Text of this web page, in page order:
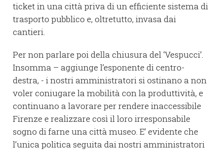
ticket in una città priva di un efficiente sistema di
trasporto pubblico e, oltretutto, invasa dai
cantieri.
Per non parlare poi della chiusura del ‘Vespucci’.
Insomma – aggiunge l’esponente di centro-
destra, - i nostri amministratori si ostinano a non
voler coniugare la mobilità con la produttività, e
continuano a lavorare per rendere inaccessibile
Firenze e realizzare così il loro irresponsabile
sogno di farne una città museo. E’ evidente che
l’unica politica seguita dai nostri amministratori